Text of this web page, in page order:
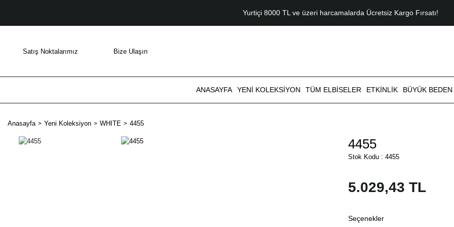
Yurtiçi 8000 TL ve üzeri harcamalarda Ücretsiz Kargo Fırsatı!
Satış Noktalarımız Bize Ulaşın
ANASAYFA YENI KOLEKSIYON TÜM ELBISELER ETKINLIK BÜYÜK BEDEN
Anasayfa Yeni Koleksiyon WHITE 4455
4455
Stok Kodu : 4455
5.029,43 TL
Seçenekler